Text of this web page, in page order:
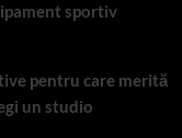
sportiv
pentru care merită
un studio